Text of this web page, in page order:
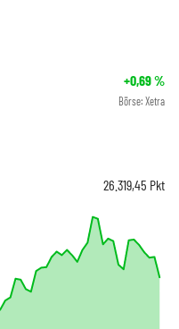
+0,69%
Börse: Xetra
26.319,45 Pkt